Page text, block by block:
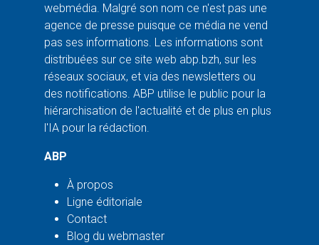
webmédia. Malgré son nom ce n'est pas une
agence de presse puisque ce média ne vend
pas ses informations. Les informations sont
distribuées sur ce site web abp.bzh, sur les
réseaux sociaux, et via des newsletters ou
des notifications. ABP utilise le public pour la
hiérarchisation de l'actualité et de plus en plus
l'IA pour la rédaction.
ABP
À propos
Ligne éditoriale
Contact
Blog du webmaster